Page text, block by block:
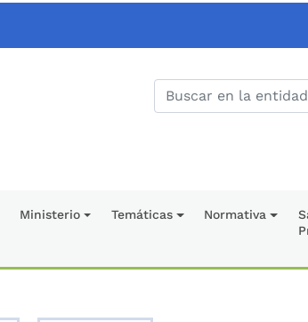
Ministerio Temáticas Normativa